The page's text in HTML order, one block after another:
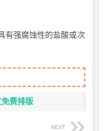
有强腐蚀性的盐酸或次
费排版
NEXT